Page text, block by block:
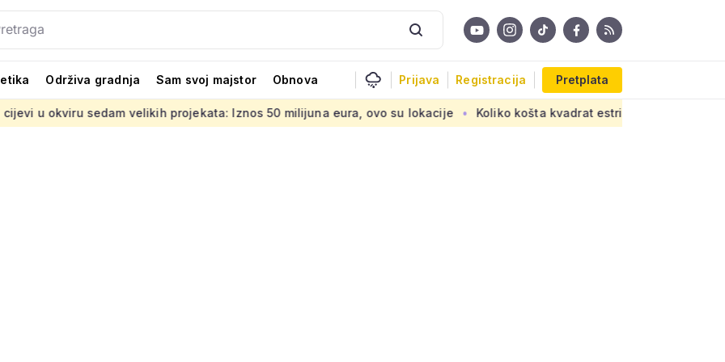
Održiva gradnja Sam svoj majstor Obnova Prijava Registracija Pretplata
velikih projekata: Iznos 50 milijuna eura, ovo su lokacije Koliko košta kvadrat estriha? Tri su opcije, razlika je